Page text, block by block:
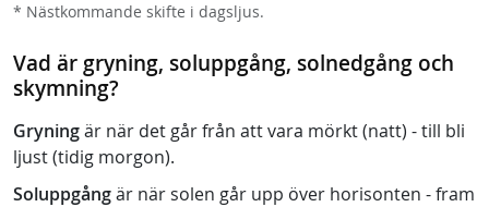
* Nästkommande skifte i dagsljus.
Vad är gryning, soluppgång, solnedgång och
skymning?
Gryningär när det går från att vara mörkt (natt) - till bli
ljust (tidig morgon).
Soluppgångär när solen går upp över horisonten - fram